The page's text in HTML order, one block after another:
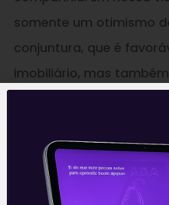
somente um otimismo
conjuntura, que é
imobiliário, mas
—
Este conteúdo